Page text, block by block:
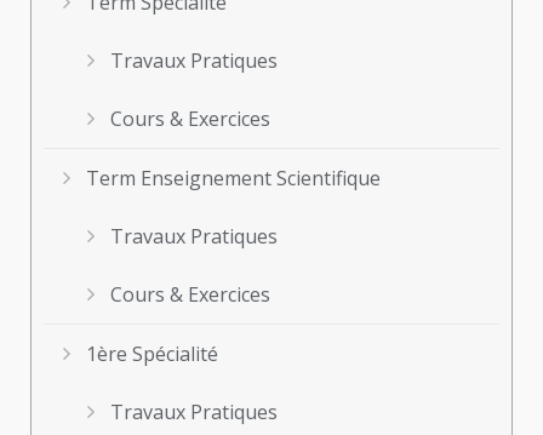
Travaux Pratiques
Cours & Exercices
Term Enseignement Scientifique
Travaux Pratiques
Cours & Exercices
1ère Spécialité
Travaux Pratiques